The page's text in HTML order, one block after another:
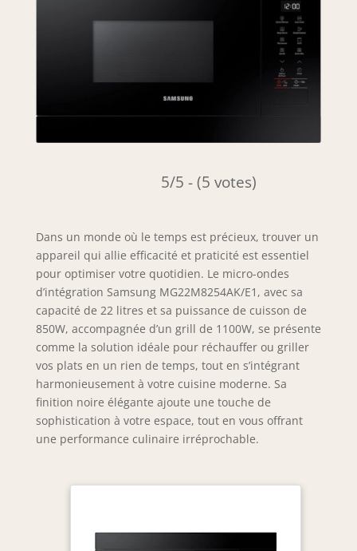
5/5 - (5 votes)
Dans un monde où le temps est précieux, trouver un
appareil qui allie efficacité et praticité est essentiel
pour optimiser votre quotidien. Le micro-ondes
d’intégration Samsung MG22M8254AK/E1, avec sa
capacité de 22 litres et sa puissance de cuisson de
850W, accompagnée d’un grill de 1100W, se présente
comme la solution idéale pour réchauffer ou griller
vos plats en un rien de temps, tout en s’intégrant
harmonieusement à votre cuisine moderne. Sa
finition noire élégante ajoute une touche de
sophistication à votre espace, tout en vous offrant
une performance culinaire irréprochable.